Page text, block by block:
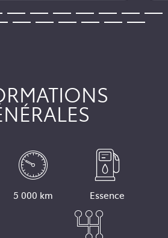
5 000 km Essence